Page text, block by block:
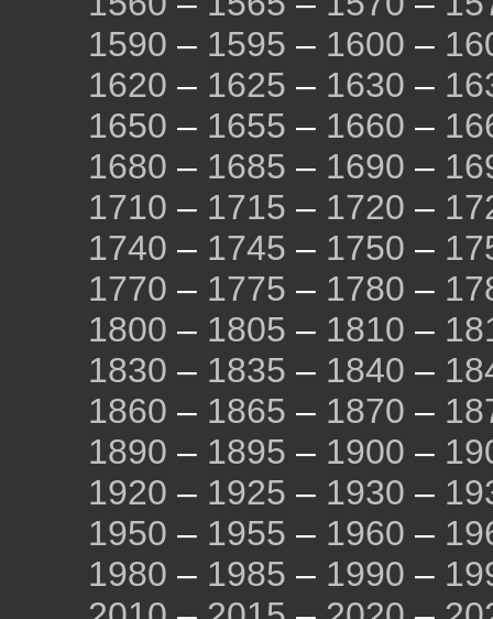
1590 – 1595 – 1600 –
1620 – 1625 – 1630 –
1650 – 1655 – 1660 –
1680 – 1685 – 1690 –
1710 – 1715 – 1720 –
1740 – 1745 – 1750 –
1770 – 1775 – 1780 –
1800 – 1805 – 1810 –
1830 – 1835 – 1840 –
1860 – 1865 – 1870 –
1890 – 1895 – 1900 –
1920 – 1925 – 1930 –
1950 – 1955 – 1960 –
1980 – 1985 – 1990 –